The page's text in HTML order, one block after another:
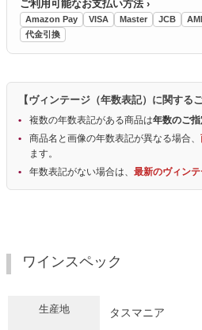
ご利用可能なお支払い方法 ›
Amazon Pay VISA Master JCB
代金引換
【ヴィンテージ（年数表記）に関するご
複数の年数表記がある商品は年数のご
商品名と画像の年数表記が異なる場合、
ます。
年数表記がない場合は、 最新のヴィン
ワインスペック
生産地 タスマニア